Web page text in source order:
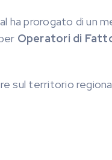
prorogato di un
Operatori di
sul territorio